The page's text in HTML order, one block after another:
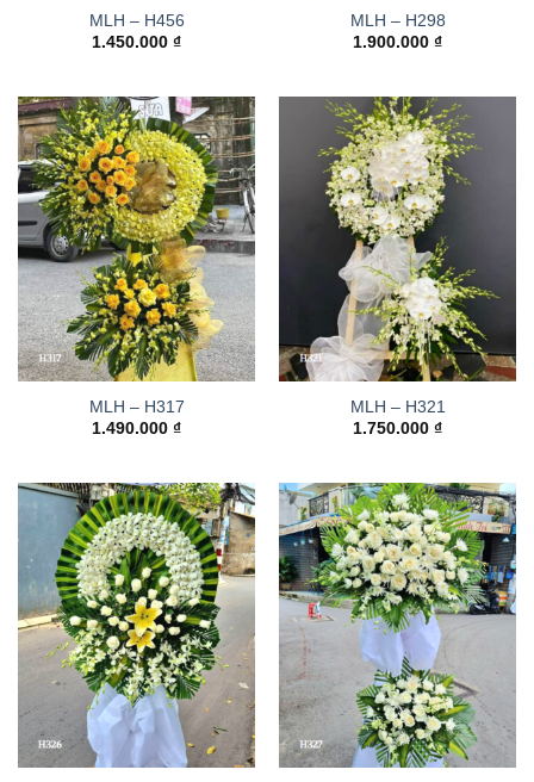
MLH – H456
1.450.000 ₫
MLH – H298
1.900.000 ₫
MLH – H317
1.490.000 ₫
MLH – H321
1.750.000 ₫